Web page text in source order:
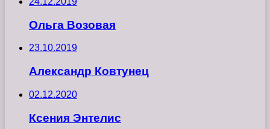
Ольга Возовая
23.10.2019
Александр Ковтунец
02.12.2020
Ксения Энтелис